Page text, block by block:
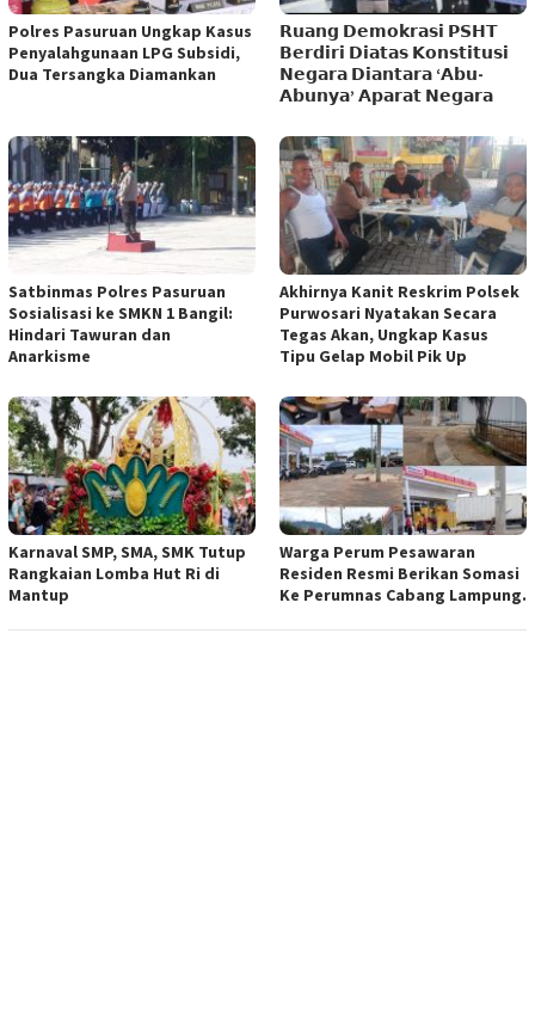
Polres Pasuruan Ungkap Kasus
Penyalahgunaan LPG Subsidi,
Dua Tersangka Diamankan
𝗥𝘂𝗮𝗻𝗴 𝗗𝗲𝗺𝗼𝗸𝗿𝗮𝘀𝗶 𝗣𝗦𝗛𝗧
𝗕𝗲𝗿𝗱𝗶𝗿𝗶 𝗗𝗶𝗮𝘁𝗮𝘀 𝗞𝗼𝗻𝘀𝘁𝗶𝘁𝘂𝘀𝗶
𝗡𝗲𝗴𝗮𝗿𝗮 𝗗𝗶𝗮𝗻𝘁𝗮𝗿𝗮 ‘𝗔𝗯𝘂-
𝗔𝗯𝘂𝗻𝘆𝗮’ 𝗔𝗽𝗮𝗿𝗮𝘁 𝗡𝗲𝗴𝗮𝗿𝗮
Satbinmas Polres Pasuruan
Sosialisasi ke SMKN 1 Bangil:
Hindari Tawuran dan
Anarkisme
Akhirnya Kanit Reskrim Polsek
Purwosari Nyatakan Secara
Tegas Akan, Ungkap Kasus
Tipu Gelap Mobil Pik Up
Karnaval SMP, SMA, SMK Tutup
Rangkaian Lomba Hut Ri di
Mantup
Warga Perum Pesawaran
Residen Resmi Berikan Somasi
Ke Perumnas Cabang Lampung.